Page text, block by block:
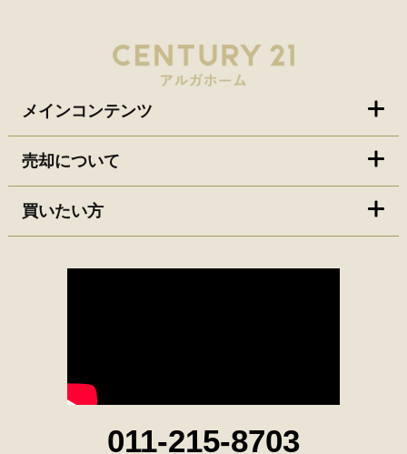
メインコンテンツ
売却について
買いたい方
011-215-8703